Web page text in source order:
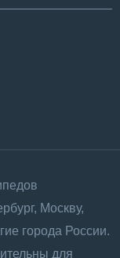
Москву,
города России.
для